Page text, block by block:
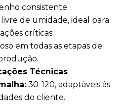
consistente.
de umidade, ideal para
críticas.
em todas as etapas de
Técnicas
30-120, adaptáveis às
do cliente.